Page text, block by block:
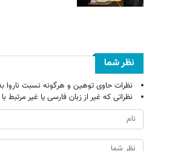
نظر شما
نظرات حاوی توهین و هرگونه نسبت
نظراتی که غیر از زبان فارسی یا غیر